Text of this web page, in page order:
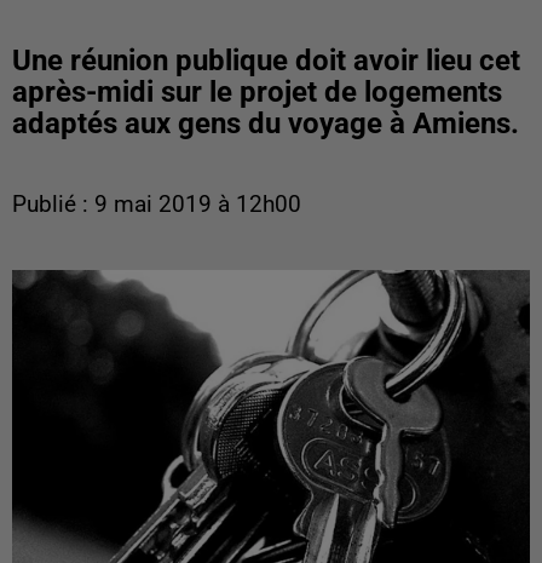
Une réunion publique doit avoir lieu cet
après-midi sur le projet de logements
adaptés aux gens du voyage à Amiens.
Publié : 9 mai 2019 à 12h00